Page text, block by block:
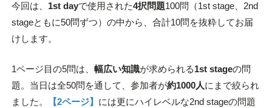
今回は、 1st dayで使用された4択問題100問（1st stage、2nd
stageともに50問ずつ）の中から、合計10問を抜粋してお届
けします。
1ページ目の5問は、 幅広い知識が求められる1st stageの問
題。当日は全50問を通して、参加者が約1000人にまで絞られ
ました。
【2ページ】 には更にハイレベルな2nd stageの問題